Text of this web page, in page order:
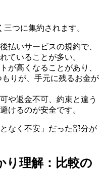
つに集約されます。
払いサービスの規約で、
ていることが多い。
が高くなることがあり、
もりが、手元に残るお金が
や返金不可、約束と違う
けるのが安全です。
なく不安」だった部分が
り理解：比較の